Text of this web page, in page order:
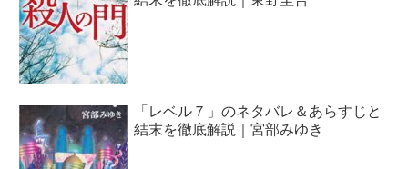
「レベル７」のネタバレ＆あらすじと
結末を徹底解説｜宮部みゆき